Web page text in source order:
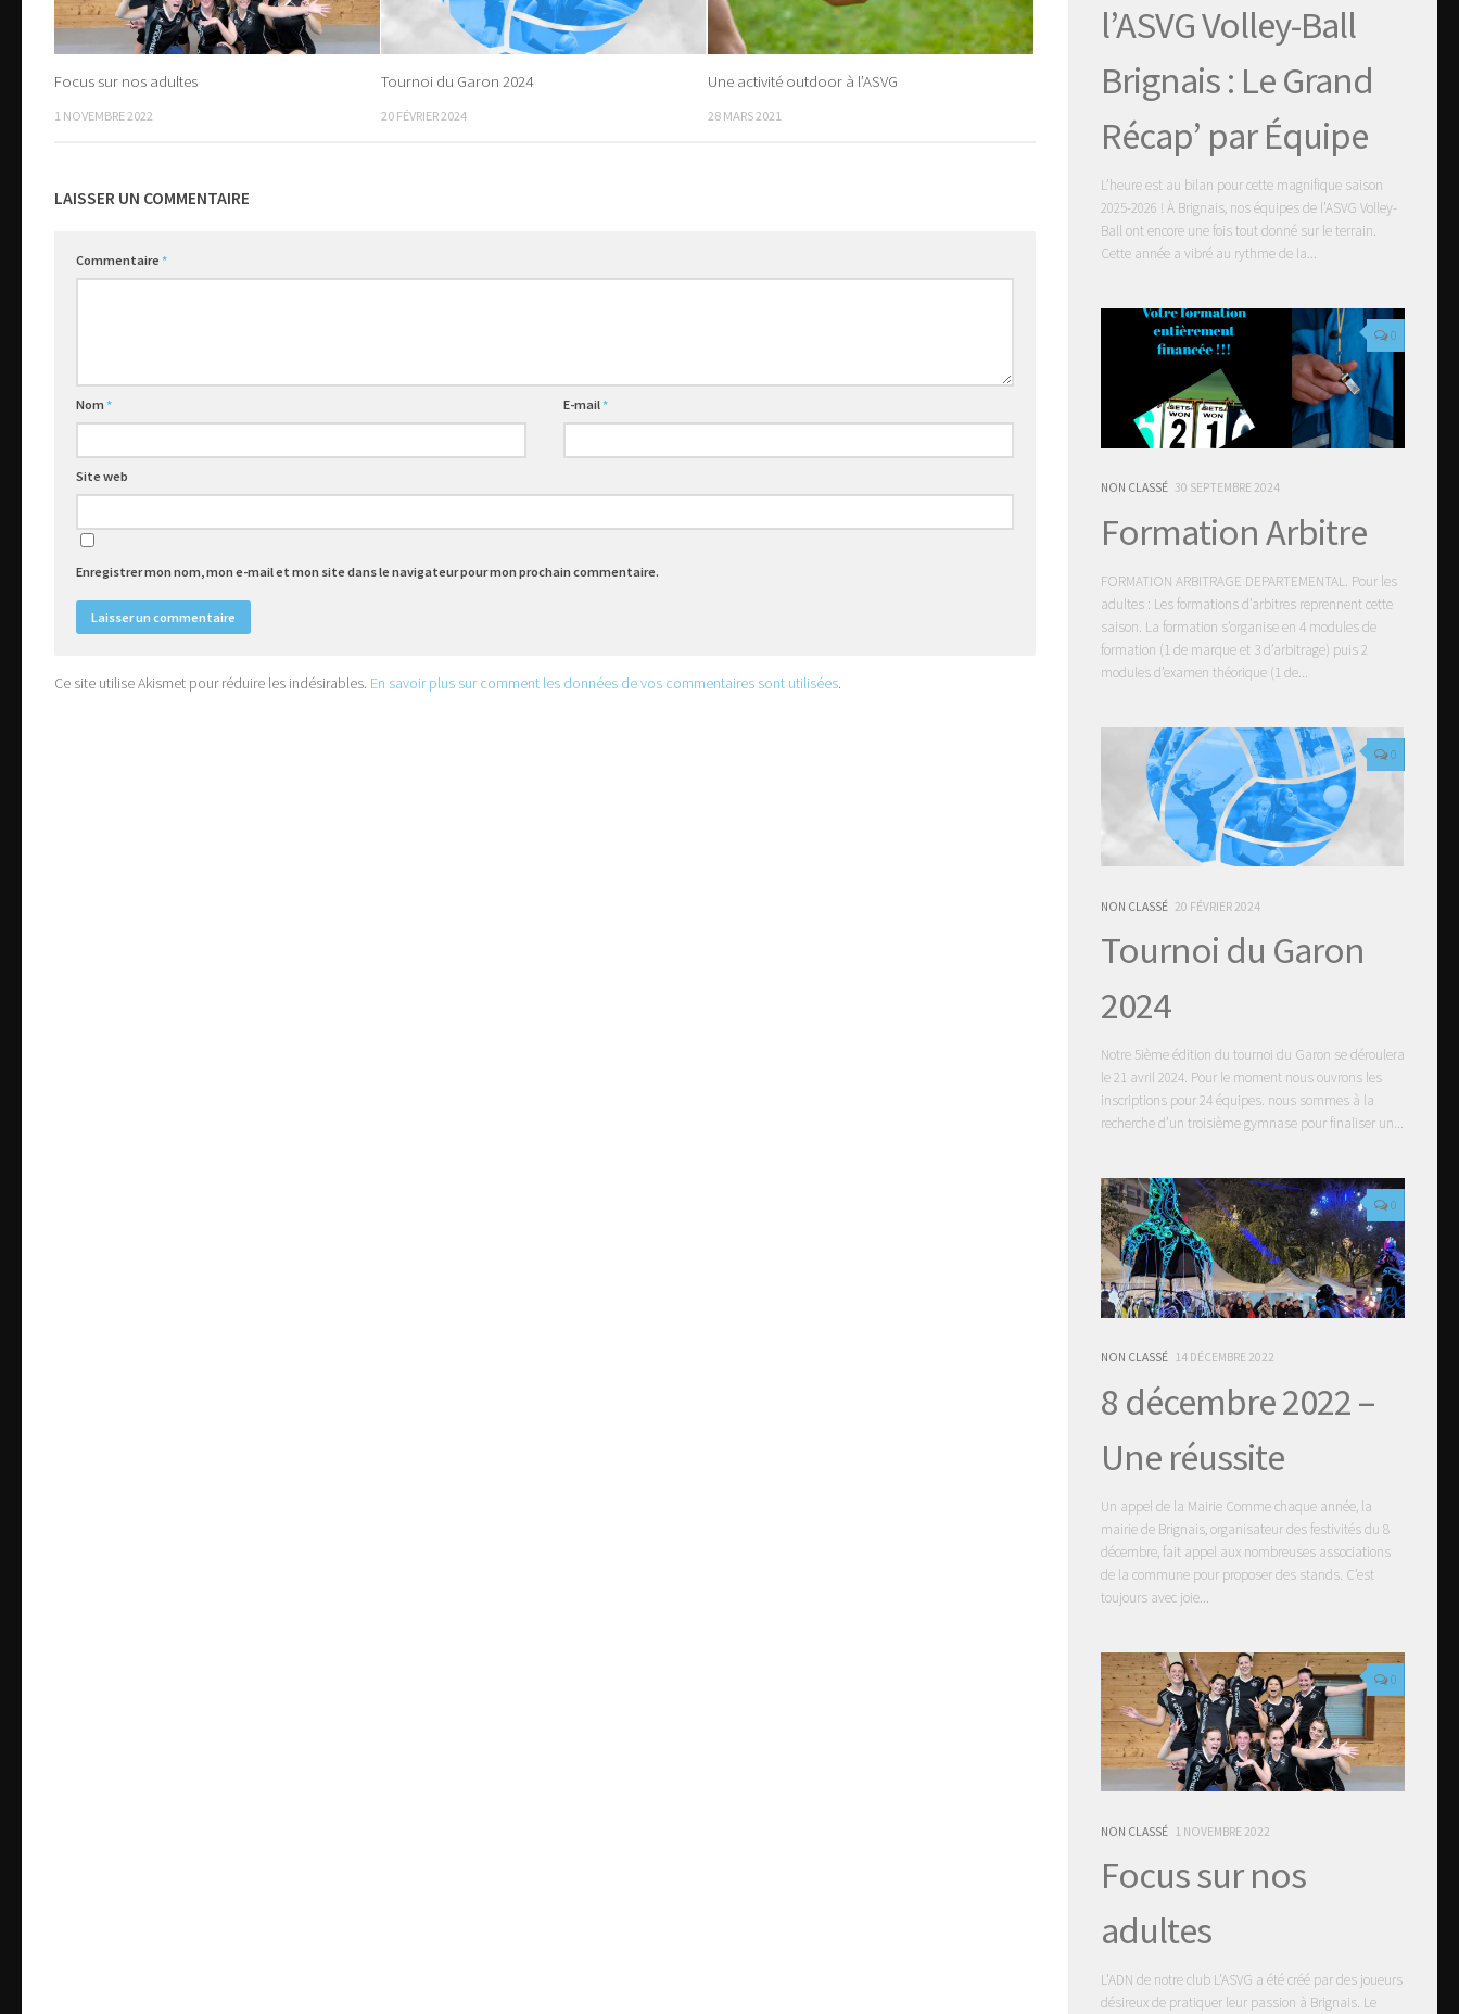
Focus sur nos adultes
1 NOVEMBRE 2022
Tournoi du Garon 2024
20 FÉVRIER 2024
Une activité outdoor à l’ASVG
28 MARS 2021
LAISSER UN COMMENTAIRE
Commentaire *
Nom * E-mail*
Site web
Enregistrer mon nom, mon e-mail et mon site dans le navigateur pour mon prochain commentaire.
Ce site utilise Akismet pour réduire les indésirables. En savoir plus sur comment les données de vos commentaires sont utilisées.
l’ASVG Volley-Ball
Brignais : Le Grand
Récap’ par Équipe
L’heure est au bilan pour cette magnifique saison
2025-2026 ! À Brignais, nos équipes de l’ASVG Volley-
Ball ont encore une fois tout donné sur le terrain.
Cette année a vibré au rythme de la...
0
NON CLASSÉ 30 SEPTEMBRE 2024
Formation Arbitre
FORMATION ARBITRAGE DEPARTEMENTAL. Pour les
adultes : Les formations d’arbitres reprennent cette
saison. La formation s’organise en 4 modules de
formation (1 de marque et 3 d’arbitrage) puis 2
modules d’examen théorique (1 de...
0
NON CLASSÉ 20 FÉVRIER 2024
Tournoi du Garon
2024
Notre 5ième édition du tournoi du Garon se déroulera
le 21 avril 2024. Pour le moment nous ouvrons les
inscriptions pour 24 équipes. nous sommes à la
recherche d’un troisième gymnase pour finaliser un...
0
NON CLASSÉ 14 DÉCEMBRE 2022
8 décembre 2022 –
Une réussite
Un appel de la Mairie Comme chaque année, la
mairie de Brignais, organisateur des festivités du 8
décembre, fait appel aux nombreuses associations
de la commune pour proposer des stands. C’est
toujours avec joie...
0
NON CLASSÉ 1 NOVEMBRE 2022
Focus sur nos
adultes
L’ADN de notre club L’ASVG a été créé par des joueurs
désireux de pratiquer leur passion à Brignais. Le